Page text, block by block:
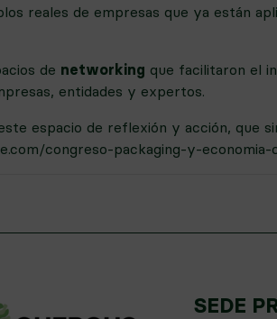
reales de empresas que ya están
de networking que facilitaron el
entidades y expertos.
espacio de reflexión y acción, que
congreso-packaging-y-
SEDE